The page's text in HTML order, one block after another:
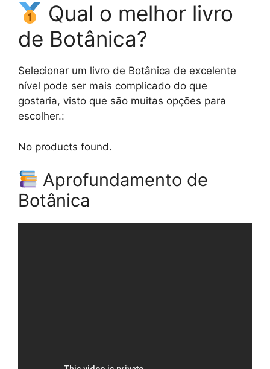
Qual o melhor livro
de Botânica?
Selecionar um livro de Botânica de excelente
nível pode ser mais complicado do que
gostaria, visto que são muitas opções para
escolher.:
No products found.
Aprofundamento de
Botânica